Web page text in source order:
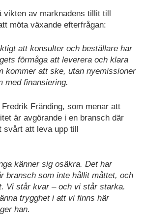
vikten av marknadens tillit till
möta växande efterfrågan:
att konsulter och beställare har
förmåga att leverera och klara
kommer att ske, utan nyemissioner
med finansiering.
Fränding, som menar att
är avgörande i en bransch där
svårt att leva upp till
känner sig osäkra. Det har
bransch som inte hållit måttet, och
Vi står kvar – och vi står starka.
trygghet i att vi finns här
han.